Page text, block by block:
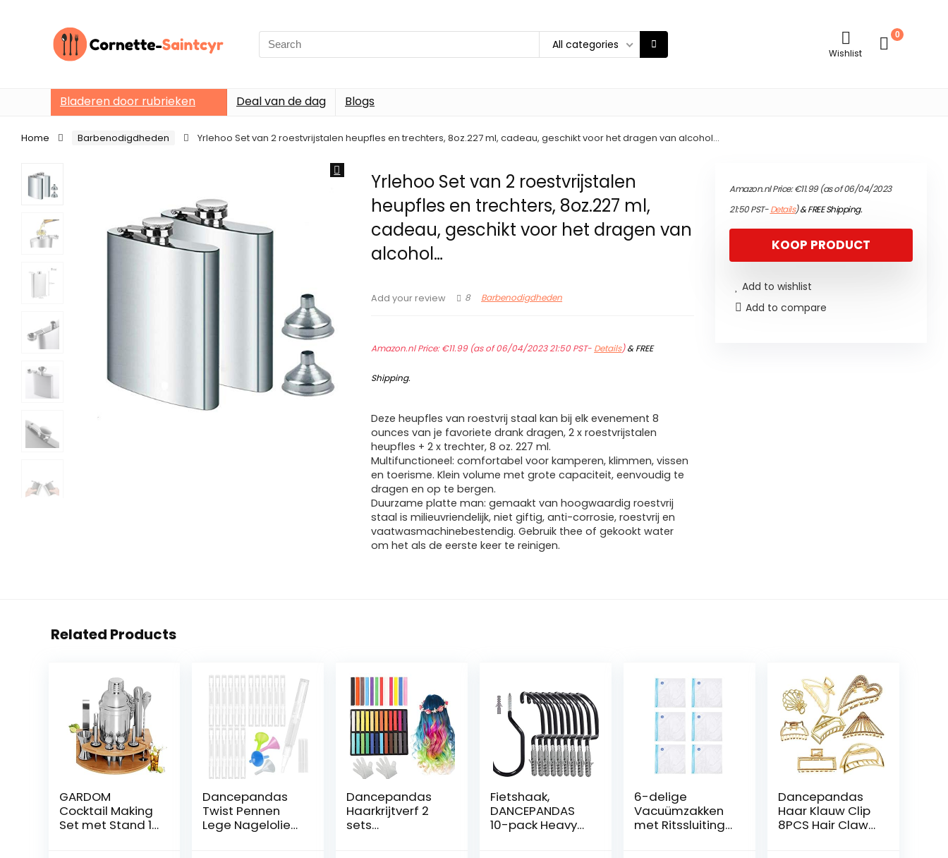
Search
for:
All categories
Wishlist
0
Bladeren door rubrieken Deal van de dag Blogs
Home Barbenodigdheden Yrlehoo Set van 2 roestvrijstalen heupfles en trechters, 8oz.227 ml, cadeau, geschikt voor het dragen van alcohol…
Yrlehoo Set van 2 roestvrijstalen
heupfles en trechters, 8oz.227 ml,
cadeau, geschikt voor het dragen van
alcohol…
Add your review 8 Barbenodigdheden
Amazon.nl Price:€11.99(as of 06/04/2023 21:50 PST- Details)&FREE
Shipping.
Deze heupfles van roestvrij staal kan bij elk evenement 8
ounces van je favoriete drank dragen, 2 x roestvrijstalen
heupfles + 2 x trechter, 8 oz. 227 ml.
Multifunctioneel: comfortabel voor kamperen, klimmen, vissen
en toerisme. Klein volume met grote capaciteit, eenvoudig te
dragen en op te bergen.
Duurzame platte man: gemaakt van hoogwaardig roestvrij
staal is milieuvriendelijk, niet giftig, anti-corrosie, roestvrij en
vaatwasmachinebestendig. Gebruik thee of gekookt water
om het als de eerste keer te reinigen.
Amazon.nl Price:€11.99(as of 06/04/2023
21:50 PST-Details)&FREE Shipping.
KOOP PRODUCT
Add to wishlist
Add to compare
Related Products
GARDOM
Cocktail Making
Set met Stand 12
Dancepandas
Twist Pennen
Lege Nagelolie
Dancepandas
Haarkrijtverf 2
sets
Fietshaak,
DANCEPANDAS
10-pack Heavy
6-delige
Vacuümzakken
met Ritssluiting
Dancepandas
Haar Klauw Clip
8PCS Hair Claw